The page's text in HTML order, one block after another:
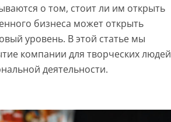
о том, стоит ли им открыть
бизнеса может открыть
уровень. В этой статье мы
компании для творческих людей
деятельности.